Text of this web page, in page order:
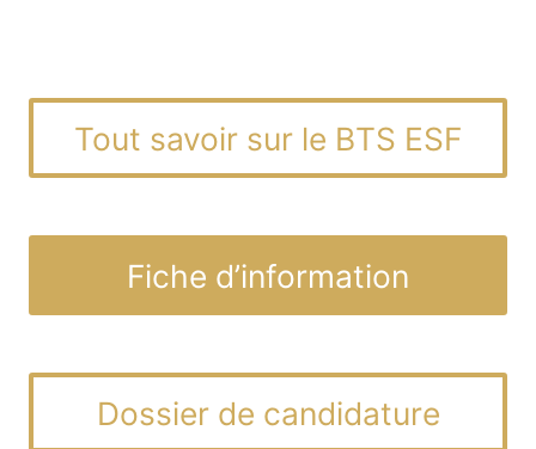
Tout savoir sur le BTS ESF
Fiche d’information
Dossier de candidature